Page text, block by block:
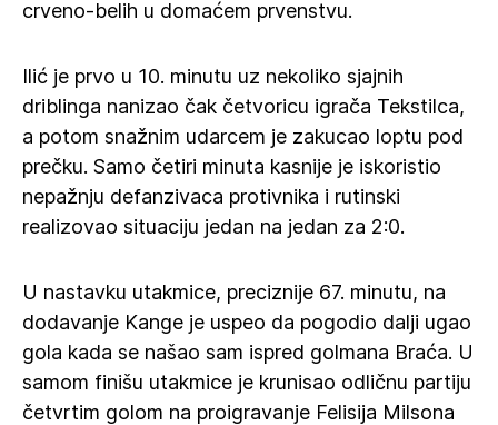
crveno-belih u domaćem prvenstvu.
Ilić je prvo u 10. minutu uz nekoliko sjajnih
driblinga nanizao čak četvoricu igrača Tekstilca,
a potom snažnim udarcem je zakucao loptu pod
prečku. Samo četiri minuta kasnije je iskoristio
nepažnju defanzivaca protivnika i rutinski
realizovao situaciju jedan na jedan za 2:0.
U nastavku utakmice, preciznije 67. minutu, na
dodavanje Kange je uspeo da pogodio dalji ugao
gola kada se našao sam ispred golmana Braća. U
samom finišu utakmice je krunisao odličnu partiju
četvrtim golom na proigravanje Felisija Milsona